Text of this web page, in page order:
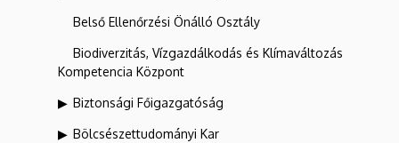
Belső Ellenőrzési Önálló Osztály
Biodiverzitás, Vízgazdálkodás és Klímaváltozás
Kompetencia Központ
Biztonsági Főigazgatóság
Bölcsészettudományi Kar